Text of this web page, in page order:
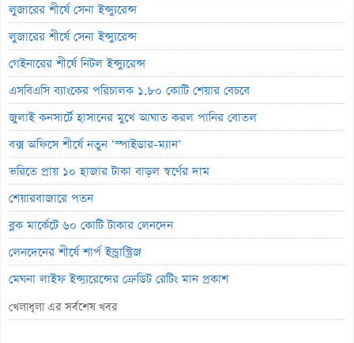
লুজারের শীর্ষে সেনা ইন্স্যুরেন্স
লুজারের শীর্ষে সেনা ইন্স্যুরেন্স
গেইনারের শীর্ষে নিটল ইন্স্যুরেন্স
এসবিএসি ব্যাংকের পরিচালক ১.৮০ কোটি শেয়ার বেচবে
জুলাই কনসার্টে হাসানের মুখে আঘাত করল পানির বোতল
বক্স অফিসে শীর্ষে নতুন ‘স্পাইডার-ম্যান’
ভরিতে প্রায় ১০ হাজার টাকা বাড়ল স্বর্ণের দাম
শেয়ারবাজারে পতন
ব্লক মার্কেটে ৬০ কোটি টাকার লেনদেন
লেনদেনের শীর্ষে শার্প ইন্ড্রাস্ট্রিজ
মেঘনা লাইফ ইন্স্যুরেন্সের ক্রেডিট রেটিং মান প্রকাশ
ব্যাংক হিসাব জব্দ ও এলসি সংকটে উৎপাদন বন্ধ: এস.আলম কোল্ড রোলড
খেলাধূলা এর সর্বশেষ খবর